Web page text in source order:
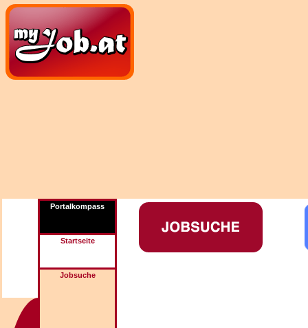
Portalkompass
Startseite
Jobsuche